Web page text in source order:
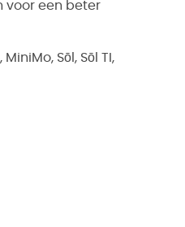
voor een beter
Sōl, Sōl TI,